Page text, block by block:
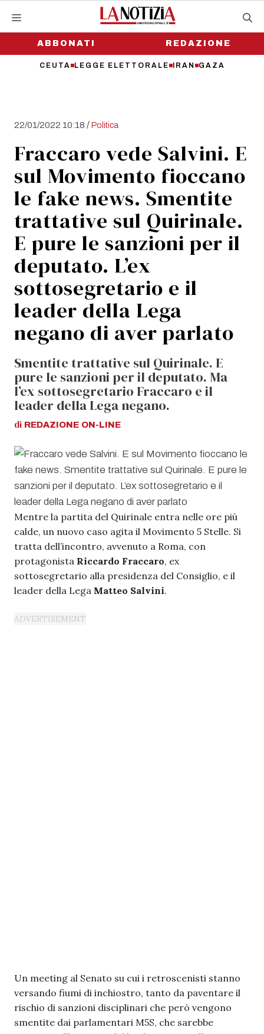
contenutoABBONATI
CEUTA LEGGE ELETTORALE IRAN GAZA
REDAZIONE
22/01/2022 10:18 /Politica
Fraccaro vede Salvini. E
sul Movimento fioccano
le fake news. Smentite
trattative sul Quirinale.
E pure le sanzioni per il
deputato. L’ex
sottosegretario e il
leader della Lega
negano di aver parlato
Smentite trattative sul Quirinale. E
pure le sanzioni per il deputato. Ma
l’ex sottosegretario Fraccaro e il
leader della Lega negano.
di REDAZIONE ON-LINE
Mentre la partita del Quirinale entra nelle ore più
calde, un nuovo caso agita il Movimento 5 Stelle. Si
tratta dell’incontro, avvenuto a Roma, con
protagonista Riccardo Fraccaro, ex
sottosegretario alla presidenza del Consiglio, e il
leader della Lega Matteo Salvini.
Un meeting al Senato su cui i retroscenisti stanno
versando fiumi di inchiostro, tanto da paventare il
rischio di sanzioni disciplinari che però vengono
smentite dai parlamentari M5S, che sarebbe